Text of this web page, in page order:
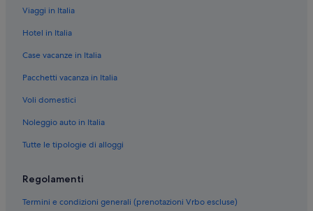
Papeete: hotel a 5 stelle
Papeete: hotel a 3 stelle
Viaggi in Italia
Hotel in Italia
Case vacanze in Italia
Pacchetti vacanza in Italia
Voli domestici
Noleggio auto in Italia
Tutte le tipologie di alloggi
Regolamenti
Termini e condizioni generali (prenotazioni Vrbo escluse)